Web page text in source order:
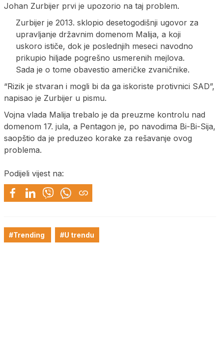
Johan Zurbijer prvi je upozorio na taj problem.
Zurbijer je 2013. sklopio desetogodišnji ugovor za
upravljanje državnim domenom Malija, a koji
uskoro ističe, dok je poslednjih meseci navodno
prikupio hiljade pogrešno usmerenih mejlova.
Sada je o tome obavestio američke zvaničnike.
“Rizik je stvaran i mogli bi da ga iskoriste protivnici SAD”,
napisao je Zurbijer u pismu.
Vojna vlada Malija trebalo je da preuzme kontrolu nad
domenom 17. jula, a Pentagon je, po navodima Bi-Bi-Sija,
saopštio da je preduzeo korake za rešavanje ovog
problema.
Podijeli vijest na:
#Trending #U trendu